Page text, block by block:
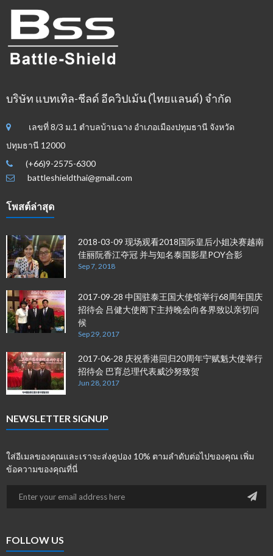
บริษัท แบทเทิล-ชีลด์ อีควิปเม้น (ไทยแลนด์) จำกัด
เลขที่ 8/3 ม.1 ตำบลบ้านฉาง อำเภอเมืองปทุมธานี จังหวัด
ปทุมธานี 12000
(+66)9-2575-6300
battleshieldthai@gmail.com
โพสต์ล่าสุด
2018-03-09 现场观看2018国际皇后小姐决赛越南
佳丽阮香江夺冠 并与知名泰国影星POY合影
Sep 7, 2018
2017-09-28 中国驻泰王国大使馆举行68周年国庆
招待会 吕健大使阁下主持晚会向各界致以亲切问
候
Sep 29, 2017
2017-06-28 庆祝香港回归20周年宁赋魁大使举行
招待会 巴育总理代表威沙努致贺
Jun 28, 2017
NEWSLETTER SIGNUP
ใส่อีเมลของคุณและเราจะส่งคูปอง 10% ตามลำดับต่อไปของคุณ เพิ่ม
ข้อความของคุณที่นี่
FOLLOW US